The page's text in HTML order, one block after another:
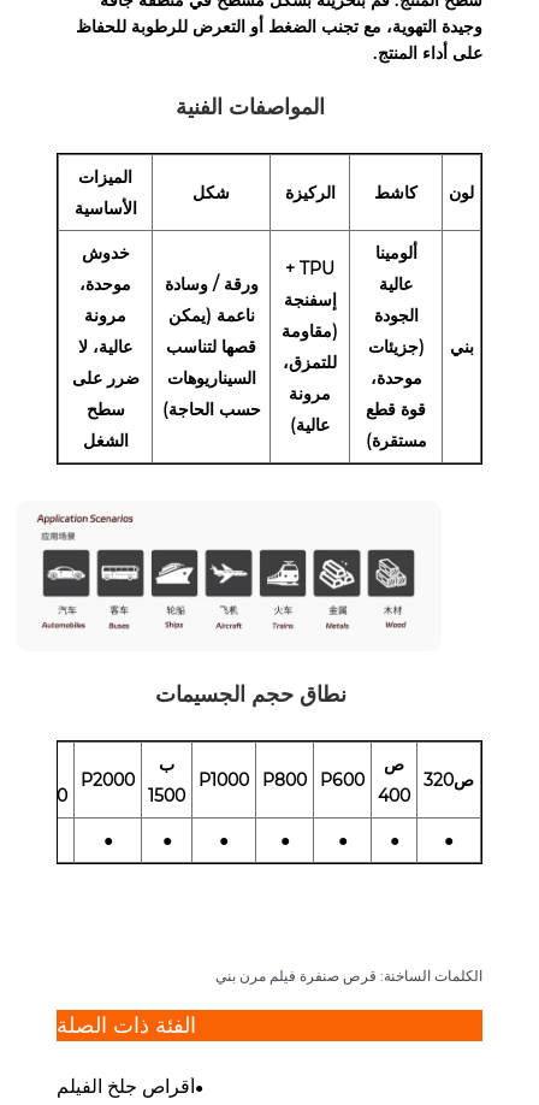
وجيدة التهوية، مع تجنب الضغط أو التعرض للرطوبة للحفاظ
على أداء المنتج.
المواصفات الفنية
لون كاشط الركيزة شكل
الميزات
الأساسية
بني
ألومينا
عالية
الجودة
(جزيئات
موحدة،
قوة قطع
مستقرة)
TPU +
إسفنجة
(مقاومة
للتمزق،
مرونة
عالية)
ورقة / وسادة
ناعمة (يمكن
قصها لتناسب
السيناريوهات
حسب الحاجة)
خدوش
موحدة،
مرونة
عالية، لا
ضرر على
سطح
الشغل
نطاق حجم الجسيمات
ص320
ص
400
P600
P800
P1000
ب
1500
P2000
2500
●
●
●
●
●
●
●
الكلمات الساخنة: قرص صنفرة فيلم مرن بني
الفئة ذات الصلة
أقراص جلخ الفيلم